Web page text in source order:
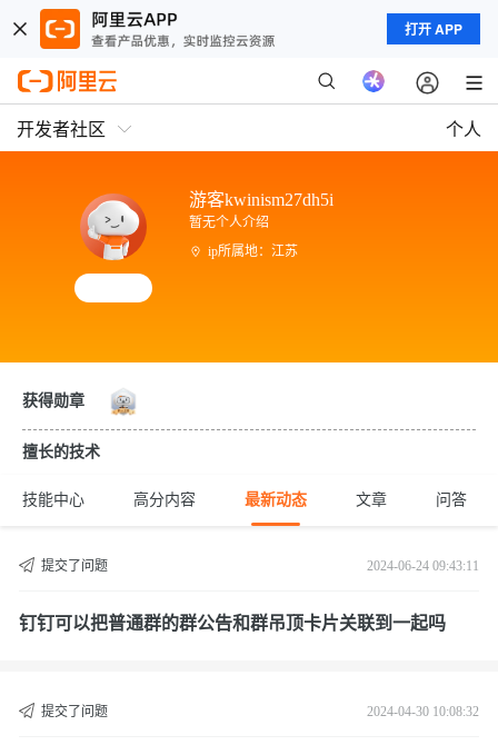
打开 APP
开发者社区 个人
游客kwinism27dh5i
暂无个人介绍
ip所属地：江苏
获得勋章
擅长的技术
技能中心 高分内容 最新动态 文章 问答
提交了问题 2024-06-24 09:43:11
钉钉可以把普通群的群公告和群吊顶卡片关联到一起吗
提交了问题 2024-04-30 10:08:32